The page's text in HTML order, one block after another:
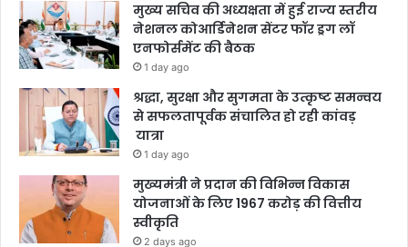
मुख्य सचिव की अध्यक्षता में हुई राज्य स्तरीय
नेशनल कोआर्डिनेशन सेंटर फॉर ड्रग लॉ
एनफोर्समेंट की बैठक
1 day ago
श्रद्धा, सुरक्षा और सुगमता के उत्कृष्ट समन्वय
से सफलतापूर्वक संचालित हो रही कांवड़
यात्रा
1 day ago
मुख्यमंत्री ने प्रदान की विभिन्न विकास
योजनाओं के लिए 1967 करोड़ की वित्तीय
स्वीकृति
2 days ago